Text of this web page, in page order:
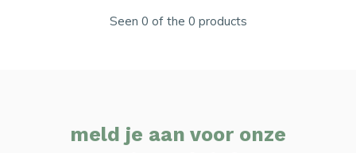
Seen 0 of the 0 products
meld je aan voor onze